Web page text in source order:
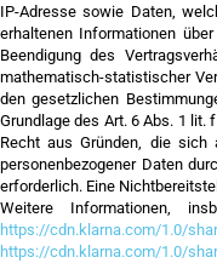
IP-Adresse sowie Daten,
erhaltenen Informationen
Beendigung des
mathematisch-statistischer
den gesetzlichen
Grundlage des Art. 6 Abs. 1
Recht aus Gründen, die sich
personenbezogener Daten
erforderlich. Eine
Weitere Informationen,
https://cdn.klarna.com/1.0/
https://cdn.klarna.com/1.0/